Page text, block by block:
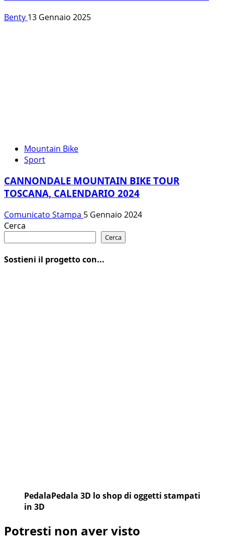
Benty 13 Gennaio 2025
Mountain Bike
Sport
CANNONDALE MOUNTAIN BIKE TOUR
TOSCANA, CALENDARIO 2024
Comunicato Stampa 5 Gennaio 2024
Cerca
Cerca
Sostieni il progetto con...
PedalaPedala 3D lo shop di oggetti stampati
in 3D
Potresti non aver visto